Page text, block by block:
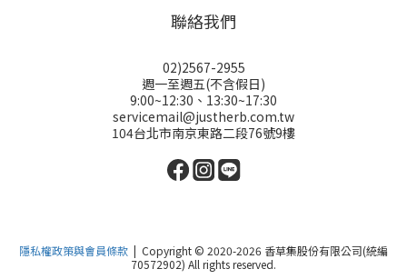
聯絡我們
02)2567-2955
週一至週五(不含假日)
9:00~12:30、13:30~17:30
servicemail@justherb.com.tw
104台北市南京東路二段76號9樓
隱私權政策與會員條款 | Copyright © 2020-2026 香草集股份有限公司(統編
70572902) All rights reserved.